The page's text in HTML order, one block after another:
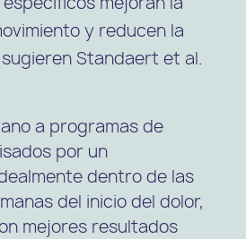
y reducen la
Standaert et al.
a programas de
por un
dentro de las
del inicio del dolor,
mejores resultados